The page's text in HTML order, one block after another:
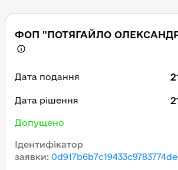
ФОП "ПОТЯГАЙЛО
Дата подання
Дата рішення
Допущено
Ідентифікатор
заявки: